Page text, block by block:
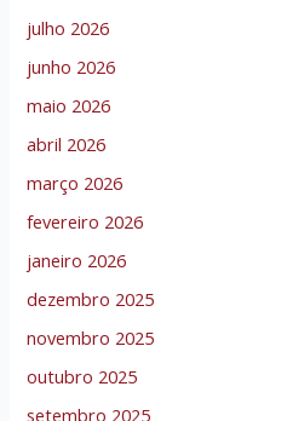
julho 2026
junho 2026
maio 2026
abril 2026
março 2026
fevereiro 2026
janeiro 2026
dezembro 2025
novembro 2025
outubro 2025
setembro 2025